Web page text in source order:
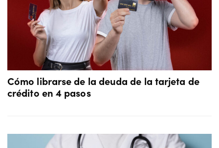
Cómo librarse de la deuda de la tarjeta de
crédito en 4 pasos